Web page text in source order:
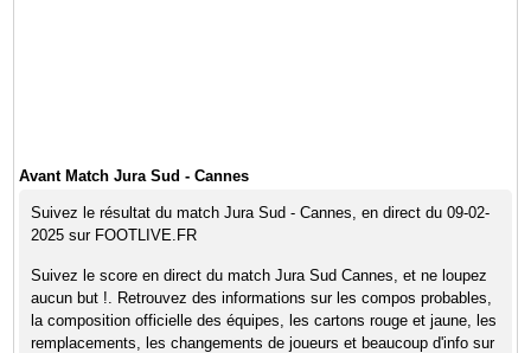
Avant Match Jura Sud - Cannes
Suivez le résultat du match Jura Sud - Cannes, en direct du 09-02-
2025 sur FOOTLIVE.FR
Suivez le score en direct du match Jura Sud Cannes, et ne loupez
aucun but !. Retrouvez des informations sur les compos probables,
la composition officielle des équipes, les cartons rouge et jaune, les
remplacements, les changements de joueurs et beaucoup d'info sur